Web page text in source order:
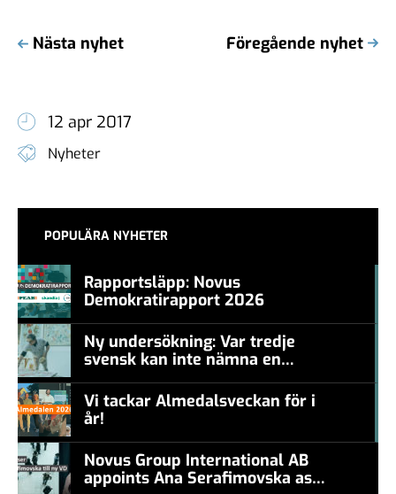
Nästa nyhet Föregående nyhet
12 apr 2017
Nyheter
POPULÄRA NYHETER
Rapportsläpp: Novus
Demokratirapport 2026
Ny undersökning: Var tredje
svensk kan inte nämna en
levande konstnär
Vi tackar Almedalsveckan för i
år!
Novus Group International AB
appoints Ana Serafimovska as